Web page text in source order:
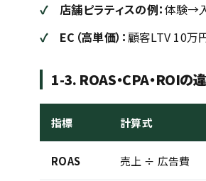
店舗ピラティスの例：体験→
EC（高単価）：顧客LTV 10万
1-3. ROAS・CPA・ROIの
指標 計算式
ROAS 売上 ÷ 広告費